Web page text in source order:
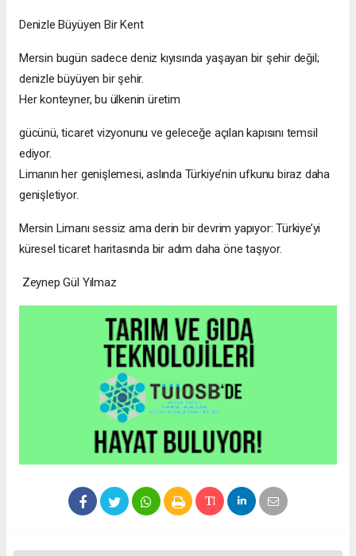
Denizle Büyüyen Bir Kent
Mersin bugün sadece deniz kıyısında yaşayan bir şehir değil;
denizle büyüyen bir şehir.
Her konteyner, bu ülkenin üretim
gücünü, ticaret vizyonunu ve geleceğe açılan kapısını temsil
ediyor.
Limanın her genişlemesi, aslında Türkiye’nin ufkunu biraz daha
genişletiyor.
Mersin Limanı sessiz ama derin bir devrim yapıyor: Türkiye’yi
küresel ticaret haritasında bir adım daha öne taşıyor.
Zeynep Gül Yılmaz